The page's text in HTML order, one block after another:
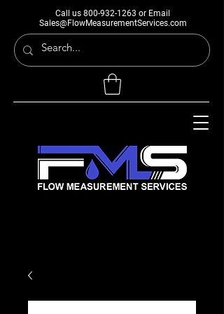
Call us 800-932-1263 or Email
Sales@FlowMeasurementServices.com